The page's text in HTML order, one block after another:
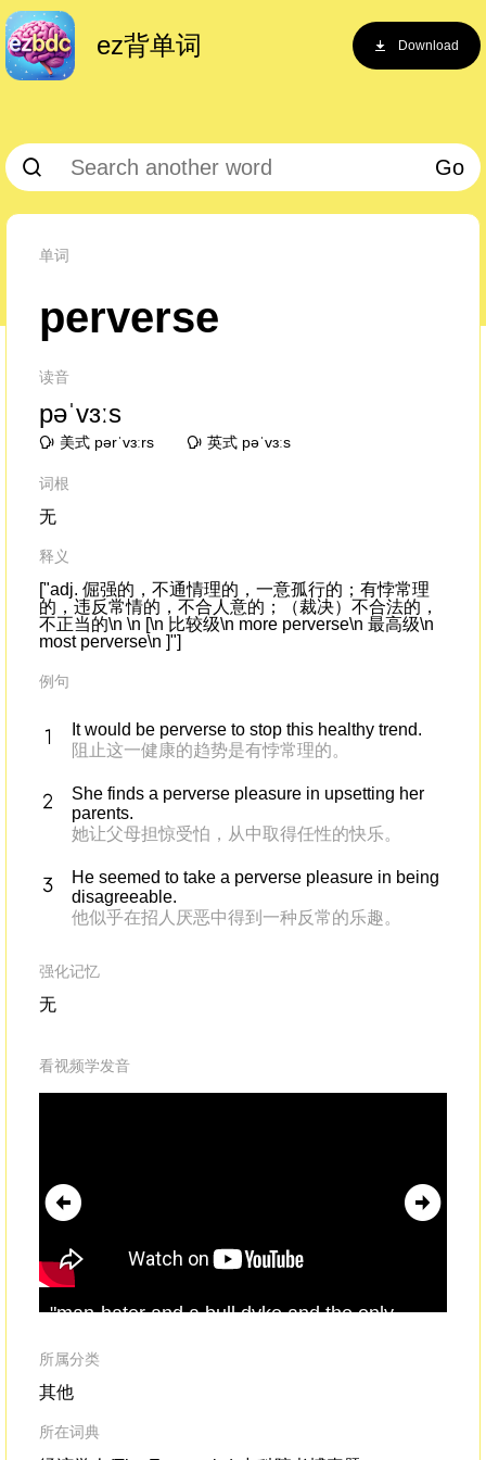
ez背单词 Download
Go
单词
perverse
读音
pəˈvɜːs
美式 pərˈvɜːrs 英式 pəˈvɜːs
词根
无
释义
["adj. 倔强的，不通情理的，一意孤行的；有悖常理
的，违反常情的，不合人意的；（裁决）不合法的，
不正当的\n \n [\n 比较级\n more perverse\n 最高级\n
most perverse\n ]"]
例句
It would be perverse to stop this healthy trend.
阻止这一健康的趋势是有悖常理的。
She finds a perverse pleasure in upsetting her
parents.
她让父母担惊受怕，从中取得任性的快乐。
He seemed to take a perverse pleasure in being
disagreeable.
他似乎在招人厌恶中得到一种反常的乐趣。
强化记忆
无
看视频学发音
"man-hater and a bull dyke and the only
careeris spreading my
sexuality."Which, incidentally, is only a third
correct.
所属分类
其他
所在词典